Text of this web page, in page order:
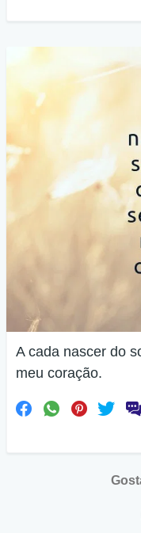
A cada nascer do
meu coração.